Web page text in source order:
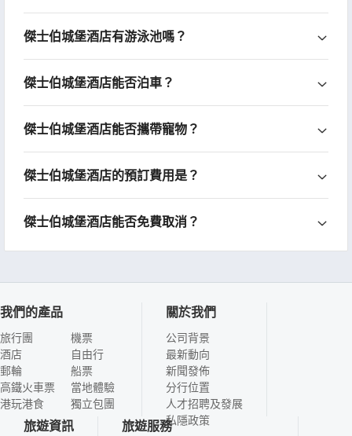
傑士伯城堡酒店有游泳池嗎？
傑士伯城堡酒店能否泊車？
傑士伯城堡酒店能否攜帶寵物？
傑士伯城堡酒店的預訂費用是？
傑士伯城堡酒店能否免費取消？
我們的產品
旅行團
酒店
郵輪
高鐵火車票
港玩港食
機票
自由行
船票
當地體驗
獨立包團
關於我們
公司背景
最新動向
新聞發佈
分行位置
人才招聘及發展
私隱政策
旅遊資訊 旅遊服務